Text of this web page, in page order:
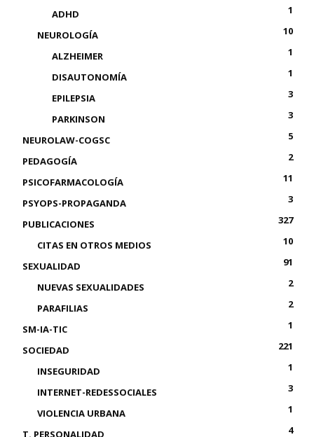
ADHD
1
NEUROLOGÍA
10
ALZHEIMER
1
DISAUTONOMÍA
1
EPILEPSIA
3
PARKINSON
3
NEUROLAW-COGSC
5
PEDAGOGÍA
2
PSICOFARMACOLOGÍA
11
PSYOPS-PROPAGANDA
3
PUBLICACIONES
327
CITAS EN OTROS MEDIOS
10
SEXUALIDAD
91
NUEVAS SEXUALIDADES
2
PARAFILIAS
2
SM-IA-TIC
1
SOCIEDAD
221
INSEGURIDAD
1
INTERNET-REDESSOCIALES
3
VIOLENCIA URBANA
1
T. PERSONALIDAD
4